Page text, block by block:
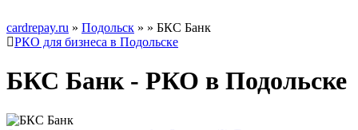
cardrepay.ru » Подольск » » БКС Банк
РКО для бизнеса в Подольске
БКС Банк - РКО в Подольске